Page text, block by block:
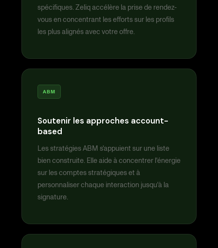
spécifiques. Zeliq accélère la prise de rendez-
vous en concentrant les efforts sur les profils
les plus alignés avec votre offre.
ABM
Soutenir les approches account-
based
Les stratégies ABM s'appuient sur une liste
bien construite. Elle aide à concentrer l'énergie
sur les comptes stratégiques et à
personnaliser chaque interaction jusqu'à la
signature.